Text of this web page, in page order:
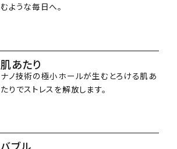
むような毎日へ。
肌あたり
ナノ技術の極小ホールが生むとろける肌あ
たりでストレスを解放します。